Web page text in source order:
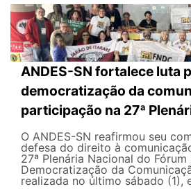
ANDES-SN fortalece luta
democratização da
participação na 27ª
O ANDES-SN reafirmou seu
defesa do direito à
27ª Plenária Nacional do
Democratização da
realizada no último sábado (1),